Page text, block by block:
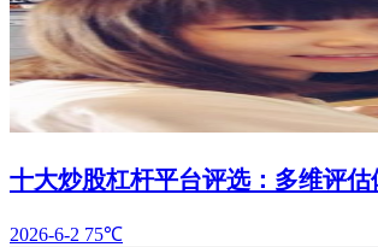
十大炒股杠杆平台评选：多维评
2026-6-2 75℃